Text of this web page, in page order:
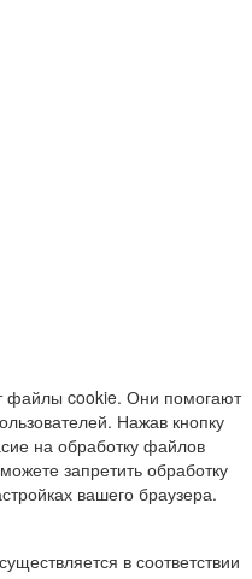
файлы cookie. Они помогают
Нажав кнопку
на обработку файлов
запретить обработку
вашего браузера.
в соответствии